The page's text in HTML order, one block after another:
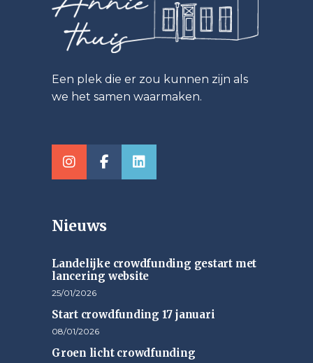
Een plek die er zou kunnen zijn als
we het samen waarmaken.
Nieuws
Landelijke crowdfunding gestart met
lancering website
25/01/2026
Start crowdfunding 17 januari
08/01/2026
Groen licht crowdfunding